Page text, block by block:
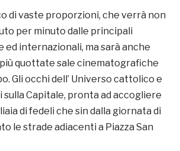
di vaste proporzioni, che verrà non
per minuto dalle principali
internazionali, ma sarà anche
quottate sale cinematografiche
Gli occhi dell’ Universo cattolico e
Capitale, pronta ad accogliere
di fedeli che sin dalla giornata di
le strade adiacenti a Piazza San